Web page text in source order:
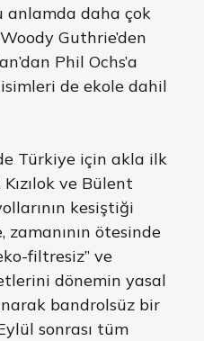
anlamda daha çok
Guthrie’den
Phil Ochs’a
de ekole dahil
Türkiye için akla ilk
ve Bülent
kesiştiği
zamanının ötesinde
filtresiz” ve
dönemin yasal
bandrolsüz bir
sonrası tüm